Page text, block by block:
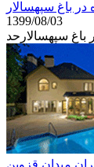
باغ سپهسالار
1399/08/03
سپهسالارحد